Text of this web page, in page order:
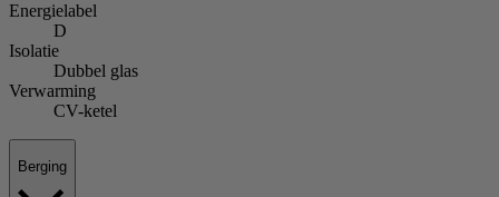
Energielabel
D
Isolatie
Dubbel glas
Verwarming
CV-ketel
Berging